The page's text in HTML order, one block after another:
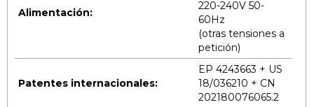
Alimentación:
220-240V 50-
60Hz
(otras tensiones a
petición)
Patentes internacionales:
EP 4243663 + US
18/036210 + CN
202180076065.2